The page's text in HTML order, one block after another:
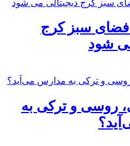
فضای سبز کرج
شود
روسی و ترکی به